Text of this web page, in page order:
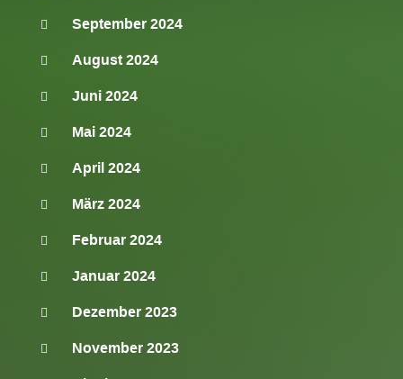
September 2024
August 2024
Juni 2024
Mai 2024
April 2024
März 2024
Februar 2024
Januar 2024
Dezember 2023
November 2023